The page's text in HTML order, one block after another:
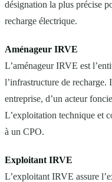
désignation la plus précise
recharge électrique.
Aménageur IRVE
L’aménageur IRVE est
l’infrastructure de recharge.
entreprise, d’un acteur
L’exploitation technique et
à un CPO.
Exploitant IRVE
L’exploitant IRVE assure